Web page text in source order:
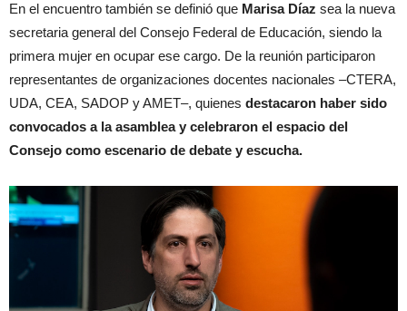
En el encuentro también se definió que Marisa Díaz sea la nueva
secretaria general del Consejo Federal de Educación, siendo la
primera mujer en ocupar ese cargo. De la reunión participaron
representantes de organizaciones docentes nacionales –CTERA,
UDA, CEA, SADOP y AMET–, quienes destacaron haber sido
convocados a la asamblea y celebraron el espacio del
Consejo como escenario de debate y escucha.